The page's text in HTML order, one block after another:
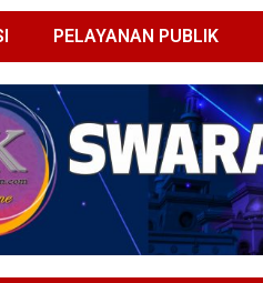
PELAYANAN PUBLIK